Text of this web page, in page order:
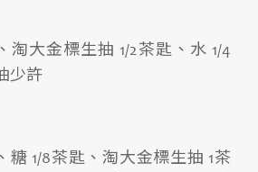
淘大金標生抽 1/2茶匙、水 1/4
少許
糖 1/8茶匙、淘大金標生抽 1茶